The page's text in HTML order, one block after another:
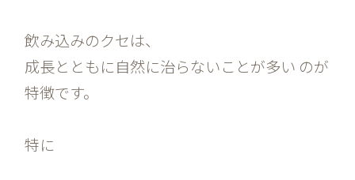
飲み込みのクセは、
成長とともに自然に治らないことが多い のが
特徴です。
特に